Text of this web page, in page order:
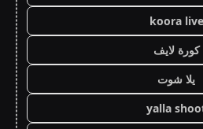
koora live
كورة لايف
يلا شوت
yalla